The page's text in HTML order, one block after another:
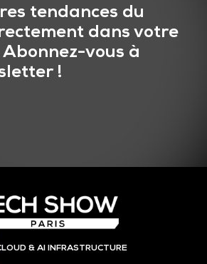
tendances du
dans votre
vous à
!
& AI INFRASTRUCTURE